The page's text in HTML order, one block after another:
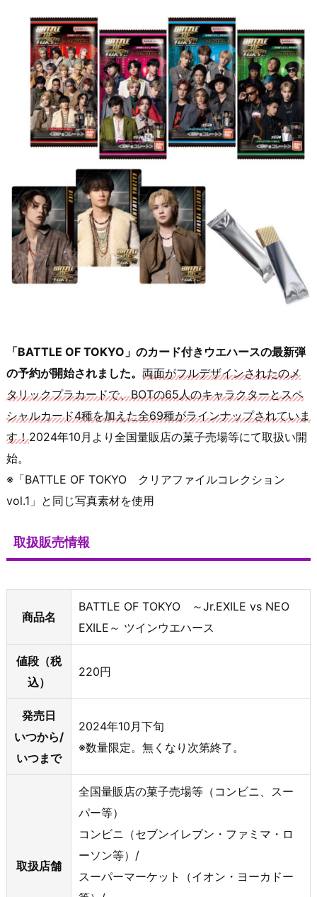
「BATTLE OF TOKYO」のカード付きウエハースの最新弾
の予約が開始されました。 両面がフルデザインされたのメ
タリックプラカードで、BOTの65人のキャラクターとスペ
シャルカード4種を加えた全69種がラインナップされていま
す！2024年10月より全国量販店の菓子売場等にて取扱い開
始。
※「BATTLE OF TOKYO クリアファイルコレクション
vol.1」と同じ写真素材を使用
取扱販売情報
商品名
BATTLE OF TOKYO ～Jr.EXILE vs NEO
EXILE～ ツインウエハース
値段（税
込）
220円
発売日
いつから/
いつまで
2024年10月下旬
※数量限定。無くなり次第終了。
取扱店舗
全国量販店の菓子売場等（コンビニ、スー
パー等）
コンビニ（セブンイレブン・ファミマ・ロ
ーソン等）/
スーパーマーケット（イオン・ヨーカドー